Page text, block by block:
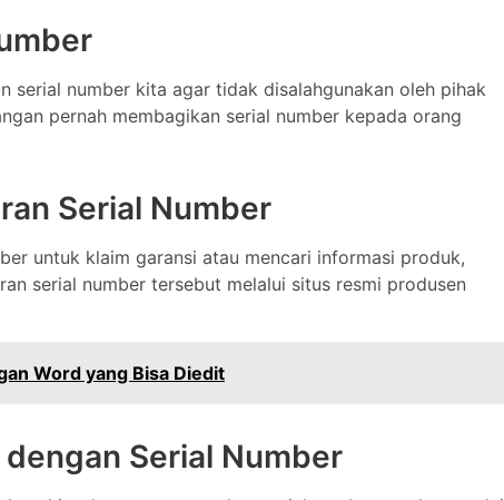
serial number kita agar tidak disalahgunakan oleh pihak
pernah membagikan serial number kepada orang
Serial Number
untuk klaim garansi atau mencari informasi produk,
serial number tersebut melalui situs resmi produsen
Word yang Bisa Diedit
Serial Number